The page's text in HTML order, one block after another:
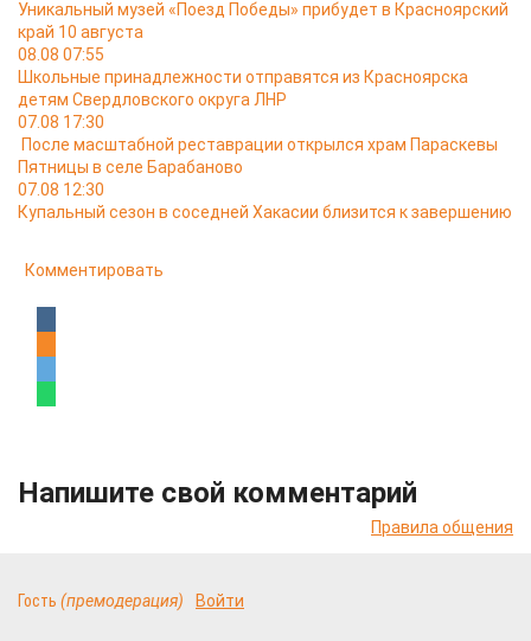
Уникальный музей «Поезд Победы» прибудет в Красноярский
край 10 августа
08.08 07:55
Школьные принадлежности отправятся из Красноярска
детям Свердловского округа ЛНР
07.08 17:30
После масштабной реставрации открылся храм Параскевы
Пятницы в селе Барабаново
07.08 12:30
Купальный сезон в соседней Хакасии близится к завершению
Комментировать
Напишите свой комментарий
Правила общения
Гость (премодерация) Войти